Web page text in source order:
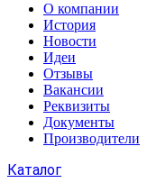
О компании
История
Новости
Идеи
Отзывы
Вакансии
Реквизиты
Документы
Производители
Каталог